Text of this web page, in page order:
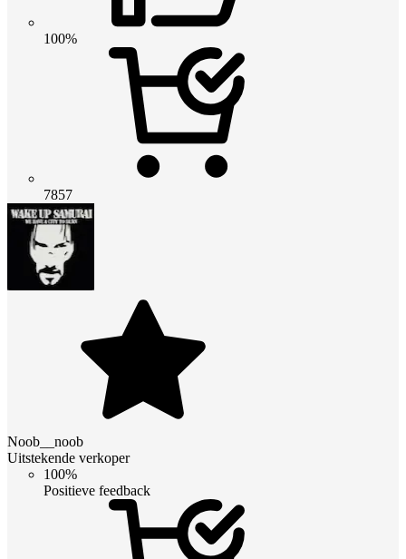
100%
7857
Noob__noob
Uitstekende verkoper
100%
Positieve feedback